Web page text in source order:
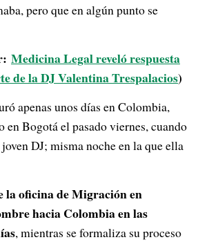
pero que en algún punto se
Medicina Legal reveló respuesta
de la DJ Valentina Trespalacios)
apenas unos días en Colombia,
en Bogotá el pasado viernes, cuando
DJ; misma noche en la que ella
la oficina de Migración en
hacia Colombia en las
, mientras se formaliza su proceso